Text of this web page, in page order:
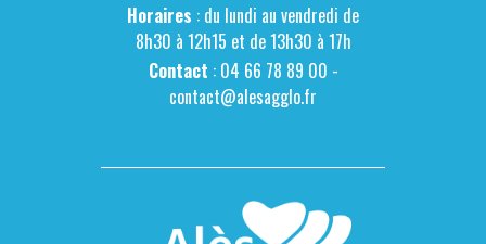
Horaires : du lundi au vendredi de
8h30 à 12h15 et de 13h30 à 17h
Contact : 04 66 78 89 00 -
contact@alesagglo.fr